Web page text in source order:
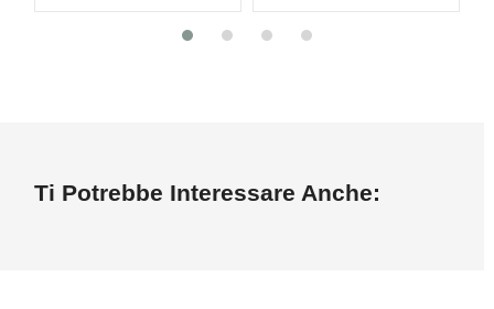
Ti Potrebbe Interessare Anche: